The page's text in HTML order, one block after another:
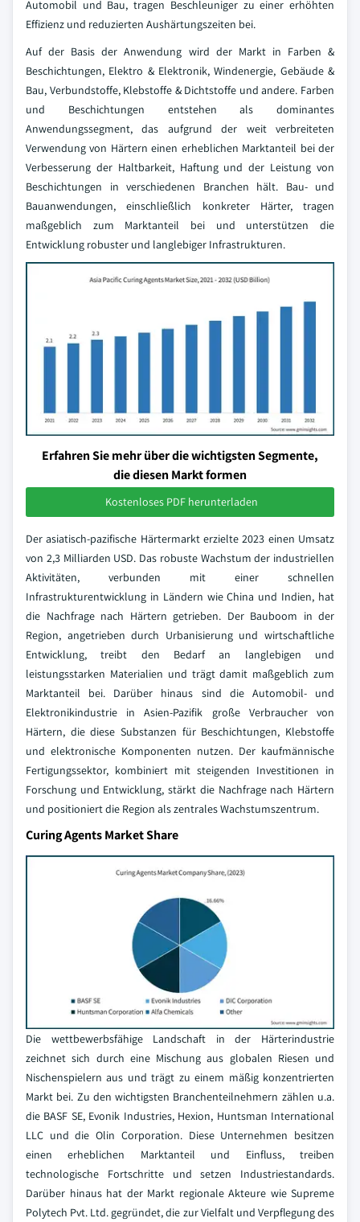
Automobil und Bau, tragen Beschleuniger zu einer erhöhten
Effizienz und reduzierten Aushärtungszeiten bei.
Auf der Basis der Anwendung wird der Markt in Farben &
Beschichtungen, Elektro & Elektronik, Windenergie, Gebäude &
Bau, Verbundstoffe, Klebstoffe & Dichtstoffe und andere. Farben
und Beschichtungen entstehen als dominantes
Anwendungssegment, das aufgrund der weit verbreiteten
Verwendung von Härtern einen erheblichen Marktanteil bei der
Verbesserung der Haltbarkeit, Haftung und der Leistung von
Beschichtungen in verschiedenen Branchen hält. Bau- und
Bauanwendungen, einschließlich konkreter Härter, tragen
maßgeblich zum Marktanteil bei und unterstützen die
Entwicklung robuster und langlebiger Infrastrukturen.
Erfahren Sie mehr über die wichtigsten Segmente,
die diesen Markt formen
Kostenloses PDF herunterladen
Der asiatisch-pazifische Härtermarkt erzielte 2023 einen Umsatz
von 2,3 Milliarden USD. Das robuste Wachstum der industriellen
Aktivitäten, verbunden mit einer schnellen
Infrastrukturentwicklung in Ländern wie China und Indien, hat
die Nachfrage nach Härtern getrieben. Der Bauboom in der
Region, angetrieben durch Urbanisierung und wirtschaftliche
Entwicklung, treibt den Bedarf an langlebigen und
leistungsstarken Materialien und trägt damit maßgeblich zum
Marktanteil bei. Darüber hinaus sind die Automobil- und
Elektronikindustrie in Asien-Pazifik große Verbraucher von
Härtern, die diese Substanzen für Beschichtungen, Klebstoffe
und elektronische Komponenten nutzen. Der kaufmännische
Fertigungssektor, kombiniert mit steigenden Investitionen in
Forschung und Entwicklung, stärkt die Nachfrage nach Härtern
und positioniert die Region als zentrales Wachstumszentrum.
Curing Agents Market Share
Die wettbewerbsfähige Landschaft in der Härterindustrie
zeichnet sich durch eine Mischung aus globalen Riesen und
Nischenspielern aus und trägt zu einem mäßig konzentrierten
Markt bei. Zu den wichtigsten Branchenteilnehmern zählen u.a.
die BASF SE, Evonik Industries, Hexion, Huntsman International
LLC und die Olin Corporation. Diese Unternehmen besitzen
einen erheblichen Marktanteil und Einfluss, treiben
technologische Fortschritte und setzen Industriestandards.
Darüber hinaus hat der Markt regionale Akteure wie Supreme
Polytech Pvt. Ltd. gegründet, die zur Vielfalt und Verpflegung des